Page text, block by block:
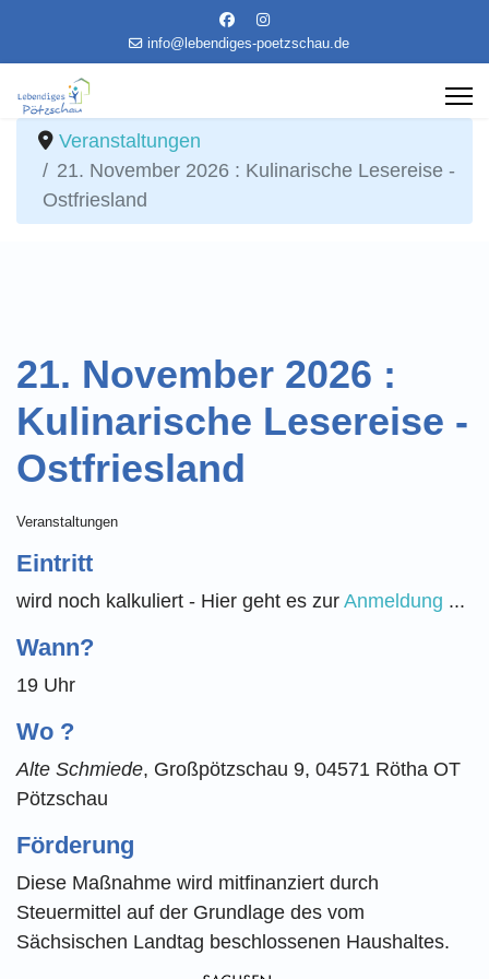
info@lebendiges-poetzschau.de
Veranstaltungen
21. November 2026 : Kulinarische Lesereise -
Ostfriesland
21. November 2026 :
Kulinarische Lesereise -
Ostfriesland
Veranstaltungen
Eintritt
wird noch kalkuliert - Hier geht es zur Anmeldung ...
Wann?
19 Uhr
Wo ?
Alte Schmiede, Großpötzschau 9, 04571 Rötha OT
Pötzschau
Förderung
Diese Maßnahme wird mitfinanziert durch
Steuermittel auf der Grundlage des vom
Sächsischen Landtag beschlossenen Haushaltes.